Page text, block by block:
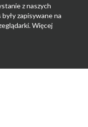
z naszych
zapisywane na
Więcej